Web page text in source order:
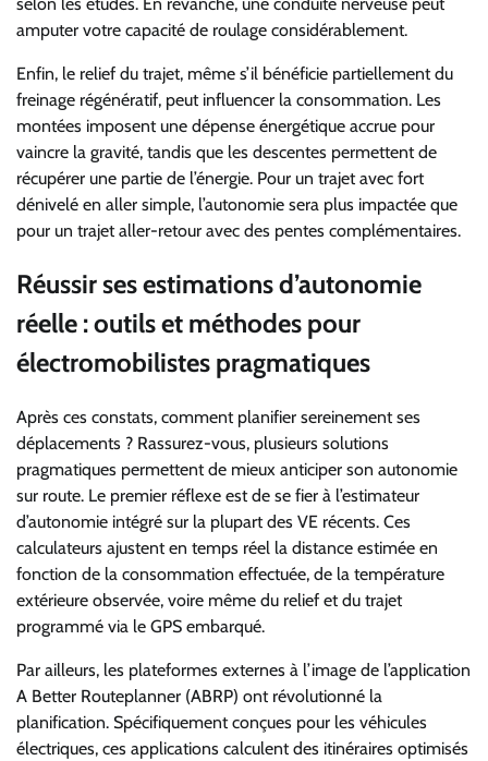
amputer votre capacité de roulage considérablement.
Enfin, le relief du trajet, même s’il bénéficie partiellement du
freinage régénératif, peut influencer la consommation. Les
montées imposent une dépense énergétique accrue pour
vaincre la gravité, tandis que les descentes permettent de
récupérer une partie de l’énergie. Pour un trajet avec fort
dénivelé en aller simple, l’autonomie sera plus impactée que
pour un trajet aller-retour avec des pentes complémentaires.
Réussir ses estimations d’autonomie
réelle : outils et méthodes pour
électromobilistes pragmatiques
Après ces constats, comment planifier sereinement ses
déplacements ? Rassurez-vous, plusieurs solutions
pragmatiques permettent de mieux anticiper son autonomie
sur route. Le premier réflexe est de se fier à l’estimateur
d’autonomie intégré sur la plupart des VE récents. Ces
calculateurs ajustent en temps réel la distance estimée en
fonction de la consommation effectuée, de la température
extérieure observée, voire même du relief et du trajet
programmé via le GPS embarqué.
Par ailleurs, les plateformes externes à l’image de l’application
A Better Routeplanner (ABRP) ont révolutionné la
planification. Spécifiquement conçues pour les véhicules
électriques, ces applications calculent des itinéraires optimisés